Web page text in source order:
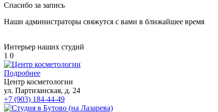
SPA-шугаринг
Эпиляция глубокого бикини
Лазерная эпиляция
Спасибо за запись
Наши администраторы свяжутся с вами в ближайшее время
Интерьер наших студий
1 0
Подробнее
Центр косметологии
ул. Партизанская, д. 24
+7 (903) 184-44-49